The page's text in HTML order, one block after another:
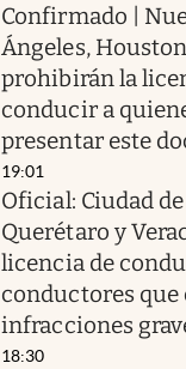
Confirmado |
Ángeles,
prohibirán la
conducir a
presentar este
19:01
Oficial: Ciudad
Querétaro y
licencia de
conductores que
infracciones
18:30